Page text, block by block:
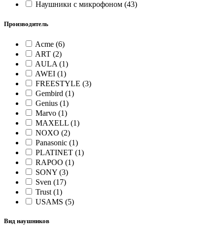
Наушники с микрофоном (43)
Производитель
Acme (6)
ART (2)
AULA (1)
AWEI (1)
FREESTYLE (3)
Gembird (1)
Genius (1)
Marvo (1)
MAXELL (1)
NOXO (2)
Panasonic (1)
PLATINET (1)
RAPOO (1)
SONY (3)
Sven (17)
Trust (1)
USAMS (5)
Вид наушников